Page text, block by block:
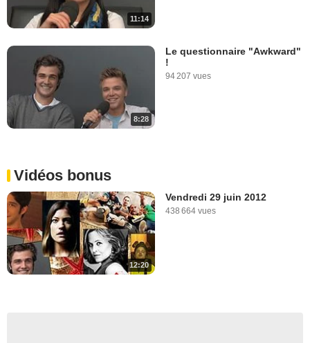
11:14
8:28
Le questionnaire "Awkward"
!
94 207 vues
Vidéos bonus
12:20
Vendredi 29 juin 2012
438 664 vues